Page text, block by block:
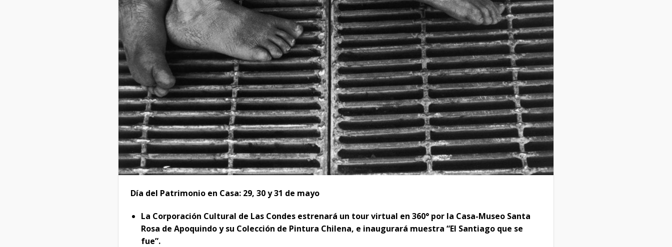
Día del Patrimonio en Casa: 29, 30 y 31 de mayo
La Corporación Cultural de Las Condes estrenará un tour virtual en 360° por la Casa-Museo Santa
Rosa de Apoquindo y su Colección de Pintura Chilena, e inaugurará muestra “El Santiago que se
fue”.